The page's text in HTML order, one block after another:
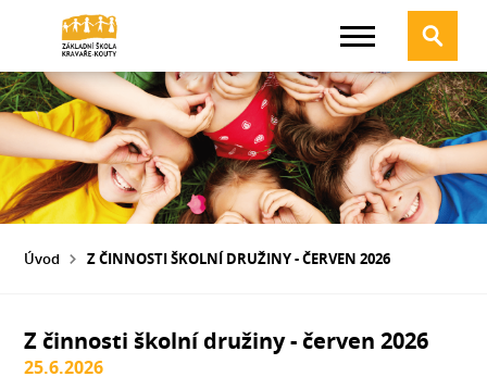
Úvod Z ČINNOSTI ŠKOLNÍ DRUŽINY - ČERVEN 2026
Z činnosti školní družiny - červen 2026
25.6.2026